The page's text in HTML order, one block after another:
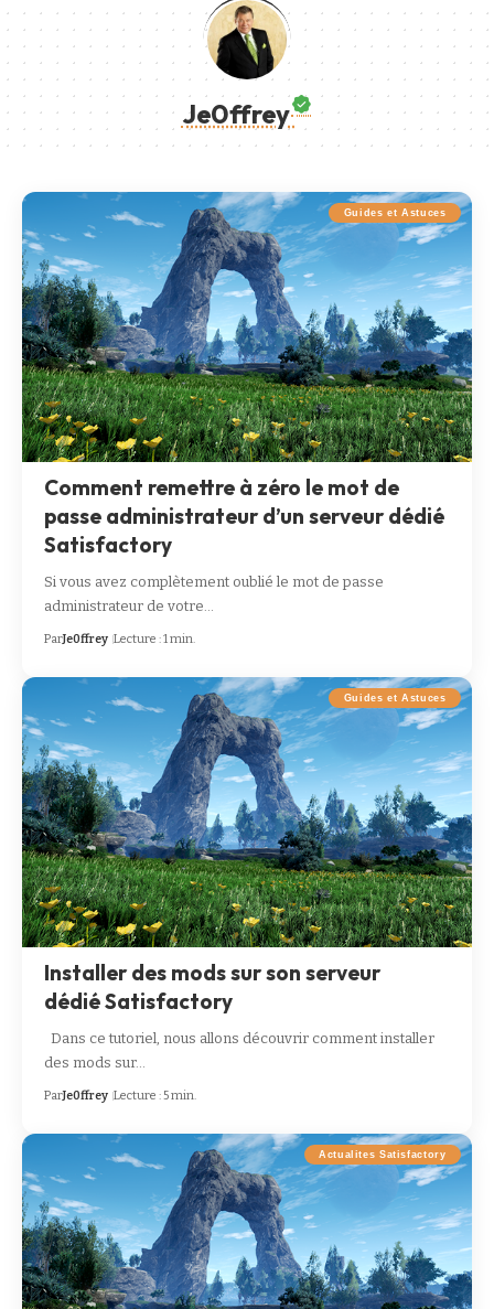
Je0ffrey
Guides et Astuces
Comment remettre à zéro le mot de
passe administrateur d’un serveur dédié
Satisfactory
Si vous avez complètement oublié le mot de passe
administrateur de votre…
ParJe0ffrey Lecture : 1 min.
Guides et Astuces
Installer des mods sur son serveur
dédié Satisfactory
Dans ce tutoriel, nous allons découvrir comment installer
des mods sur…
ParJe0ffrey Lecture : 5 min.
Actualites Satisfactory